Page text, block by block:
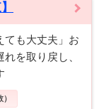
ても大丈夫」お
を取り戻し、